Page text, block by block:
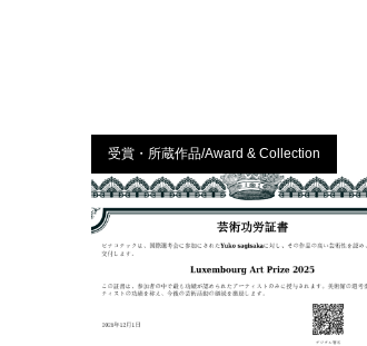
受賞・所蔵作品/Award & Collection